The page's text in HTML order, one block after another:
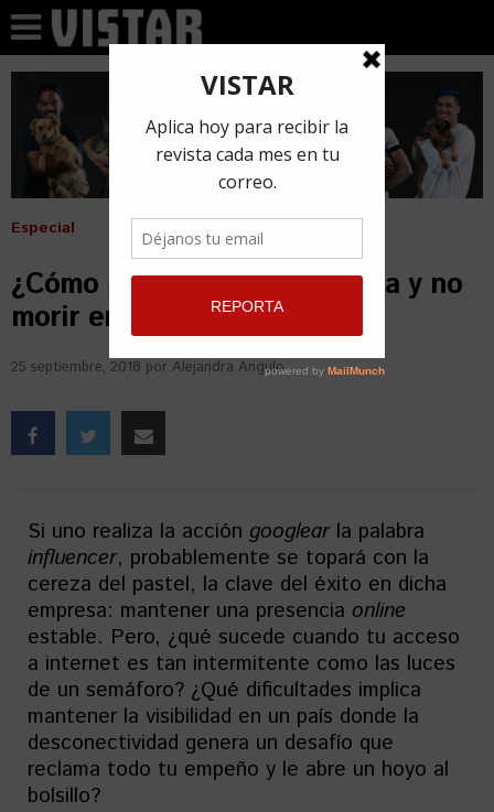
Especial
¿Cómo ser influencer en Cuba y no
morir en el intento?
25 septiembre, 2018 por Alejandra Angulo
Si uno realiza la acción googlear la palabra
influencer, probablemente se topará con la
cereza del pastel, la clave del éxito en dicha
empresa: mantener una presencia online
estable. Pero, ¿qué sucede cuando tu acceso
a internet es tan intermitente como las luces
de un semáforo? ¿Qué dificultades implica
mantener la visibilidad en un país donde la
desconectividad genera un desafío que
reclama todo tu empeño y le abre un hoyo al
bolsillo?